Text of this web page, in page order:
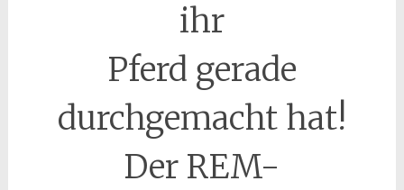
ihr
Pferd gerade
durchgemacht hat!
Der REM-